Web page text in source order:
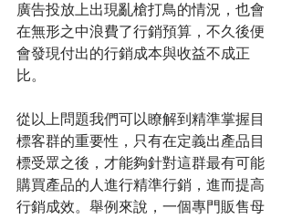
廣告投放上出現亂槍打鳥的情況，也會
在無形之中浪費了行銷預算，不久後便
會發現付出的行銷成本與收益不成正
比。
從以上問題我們可以瞭解到精準掌握目
標客群的重要性，只有在定義出產品目
標受眾之後，才能夠針對這群最有可能
購買產品的人進行精準行銷，進而提高
行銷成效。舉例來說，一個專門販售母